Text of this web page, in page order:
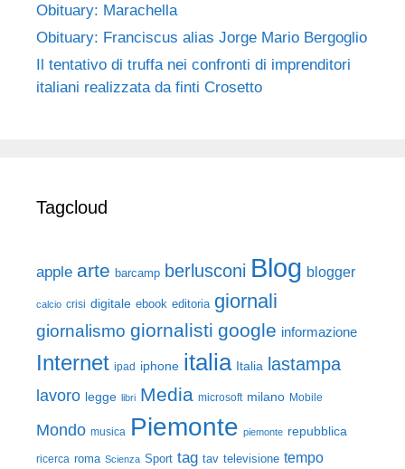
Obituary: Marachella
Obituary: Franciscus alias Jorge Mario Bergoglio
Il tentativo di truffa nei confronti di imprenditori
italiani realizzata da finti Crosetto
Tagcloud
apple arte barcamp berlusconi Blog blogger
calcio crisi digitale ebook editoria giornali
giornalismo giornalisti google informazione
Internet ipad iphone italia Italia lastampa
lavoro legge libri Media microsoft milano Mobile
Mondo musica Piemonte piemonte repubblica
ricerca roma Scienza Sport tag tav televisione tempo